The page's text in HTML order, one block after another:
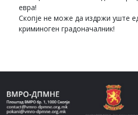
евра!
Скопје не може да издржи уште
криминоген градоначалник!